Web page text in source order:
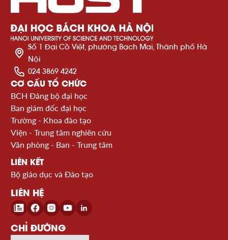
Số 1 Đại Cồ Việt, phường Bạch Mai, Thành phố Hà
Nội
024 3869 4242
CƠ CẤU TỔ CHỨC
BCH Đảng bộ đại học
Ban giám đốc đại học
Trường - Khoa đào tạo
Viện - Trung tâm nghiên cứu
Văn phòng - Ban - Trung tâm
LIÊN KẾT
Bộ giáo dục và Đào tạo
LIÊN HỆ
CHỈ ĐƯỜNG